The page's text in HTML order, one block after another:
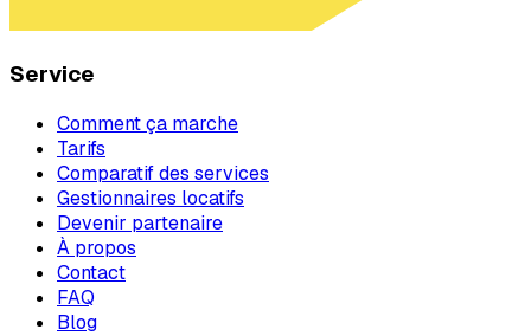
Service
Comment ça marche
Tarifs
Comparatif des services
Gestionnaires locatifs
Devenir partenaire
À propos
Contact
FAQ
Blog